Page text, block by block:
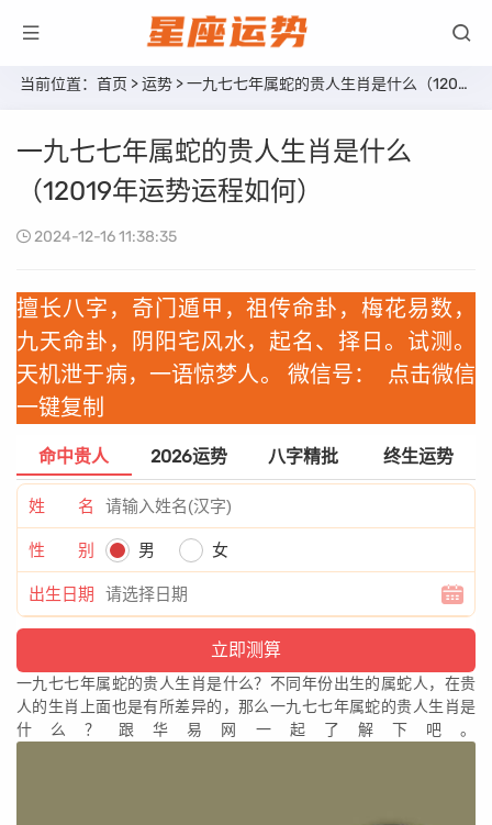
当前位置： 首页 >运势 > 一九七七年属蛇的贵人生肖是什么（12019年运势运程如何）
一九七七年属蛇的贵人生肖是什么
（12019年运势运程如何）
2024-12-16 11:38:35
擅长八字，奇门遁甲，祖传命卦，梅花易数，
九天命卦，阴阳宅风水，起名、择日。试测。
天机泄于病，一语惊梦人。 微信号：
点击微信
一键复制
命中贵人 2026运势 八字精批 终生运势
姓 名
性 别 男 女
出生日期
一九七七年属蛇的贵人生肖是什么？不同年份出生的属蛇人，在贵
人的生肖上面也是有所差异的，那么一九七七年属蛇的贵人生肖是
什么？跟华易网一起了解下吧。